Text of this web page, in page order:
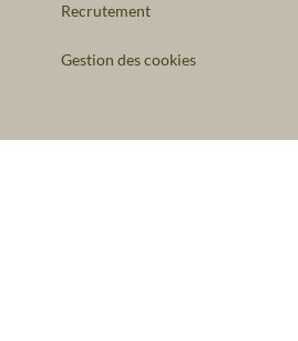
Recrutement
Gestion des cookies